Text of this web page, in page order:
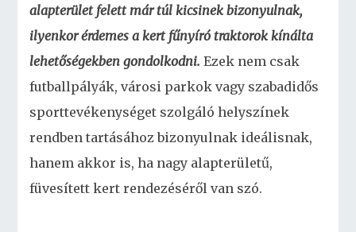
alapterület felett már túl kicsinek bizonyulnak,
ilyenkor érdemes a kert fűnyíró traktorok kínálta
lehetőségekben gondolkodni. Ezek nem csak
futballpályák, városi parkok vagy szabadidős
sporttevékenységet szolgáló helyszínek
rendben tartásához bizonyulnak ideálisnak,
hanem akkor is, ha nagy alapterületű,
füvesített kert rendezéséről van szó.